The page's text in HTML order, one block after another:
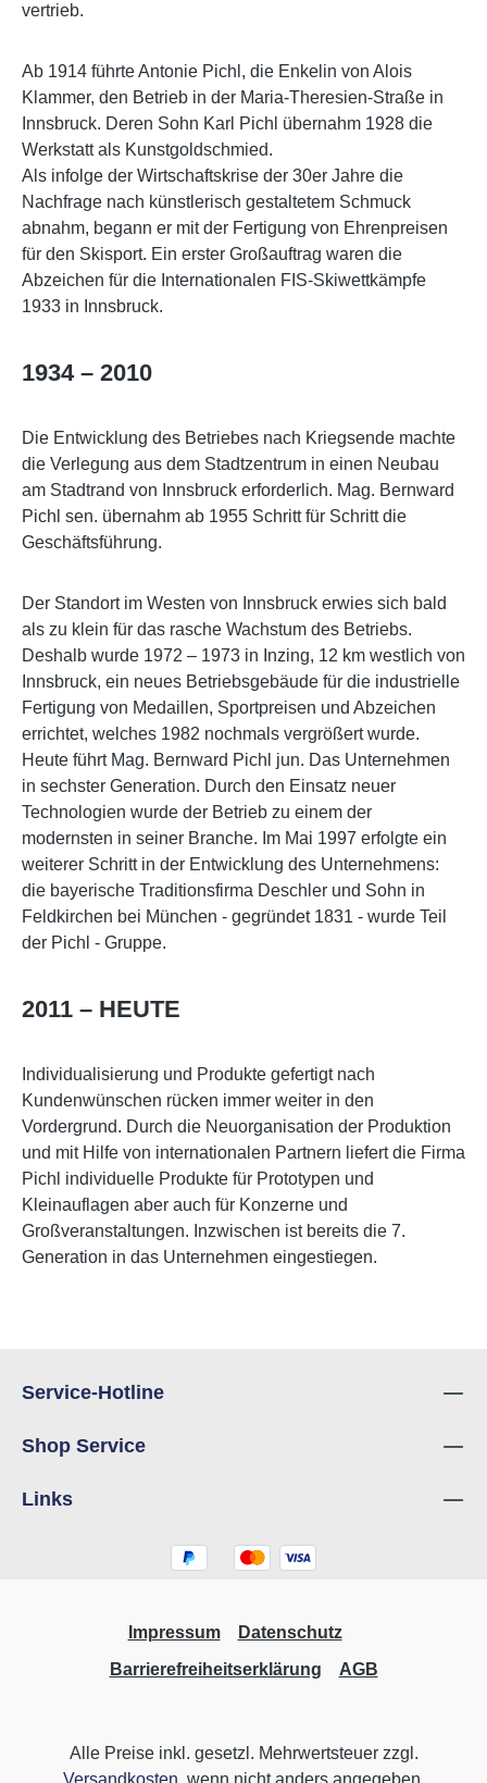
vertrieb.
Ab 1914 führte Antonie Pichl, die Enkelin von Alois
Klammer, den Betrieb in der Maria-Theresien-Straße in
Innsbruck. Deren Sohn Karl Pichl übernahm 1928 die
Werkstatt als Kunstgoldschmied.
Als infolge der Wirtschaftskrise der 30er Jahre die
Nachfrage nach künstlerisch gestaltetem Schmuck
abnahm, begann er mit der Fertigung von Ehrenpreisen
für den Skisport. Ein erster Großauftrag waren die
Abzeichen für die Internationalen FIS-Skiwettkämpfe
1933 in Innsbruck.
1934 – 2010
Die Entwicklung des Betriebes nach Kriegsende machte
die Verlegung aus dem Stadtzentrum in einen Neubau
am Stadtrand von Innsbruck erforderlich. Mag. Bernward
Pichl sen. übernahm ab 1955 Schritt für Schritt die
Geschäftsführung.
Der Standort im Westen von Innsbruck erwies sich bald
als zu klein für das rasche Wachstum des Betriebs.
Deshalb wurde 1972 – 1973 in Inzing, 12 km westlich von
Innsbruck, ein neues Betriebsgebäude für die industrielle
Fertigung von Medaillen, Sportpreisen und Abzeichen
errichtet, welches 1982 nochmals vergrößert wurde.
Heute führt Mag. Bernward Pichl jun. Das Unternehmen
in sechster Generation. Durch den Einsatz neuer
Technologien wurde der Betrieb zu einem der
modernsten in seiner Branche. Im Mai 1997 erfolgte ein
weiterer Schritt in der Entwicklung des Unternehmens:
die bayerische Traditionsfirma Deschler und Sohn in
Feldkirchen bei München - gegründet 1831 - wurde Teil
der Pichl - Gruppe.
2011 – HEUTE
Individualisierung und Produkte gefertigt nach
Kundenwünschen rücken immer weiter in den
Vordergrund. Durch die Neuorganisation der Produktion
und mit Hilfe von internationalen Partnern liefert die Firma
Pichl individuelle Produkte für Prototypen und
Kleinauflagen aber auch für Konzerne und
Großveranstaltungen. Inzwischen ist bereits die 7.
Generation in das Unternehmen eingestiegen.
Service-Hotline
Shop Service
Links
Impressum
Datenschutz
Barrierefreiheitserklärung
AGB
Alle Preise inkl. gesetzl. Mehrwertsteuer zzgl.